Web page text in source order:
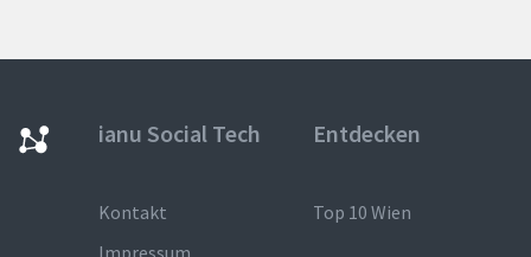
ianu Social Tech
Kontakt
Entdecken
Top 10 Wien